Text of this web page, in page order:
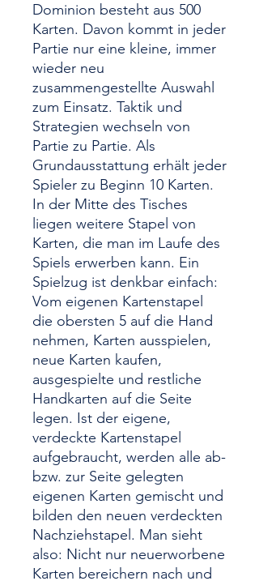
Dominion besteht aus 500
Karten. Davon kommt in jeder
Partie nur eine kleine, immer
wieder neu
zusammengestellte Auswahl
zum Einsatz. Taktik und
Strategien wechseln von
Partie zu Partie. Als
Grundausstattung erhält jeder
Spieler zu Beginn 10 Karten.
In der Mitte des Tisches
liegen weitere Stapel von
Karten, die man im Laufe des
Spiels erwerben kann. Ein
Spielzug ist denkbar einfach:
Vom eigenen Kartenstapel
die obersten 5 auf die Hand
nehmen, Karten ausspielen,
neue Karten kaufen,
ausgespielte und restliche
Handkarten auf die Seite
legen. Ist der eigene,
verdeckte Kartenstapel
aufgebraucht, werden alle ab-
bzw. zur Seite gelegten
eigenen Karten gemischt und
bilden den neuen verdeckten
Nachziehstapel. Man sieht
also: Nicht nur neuerworbene
Karten bereichern nach und